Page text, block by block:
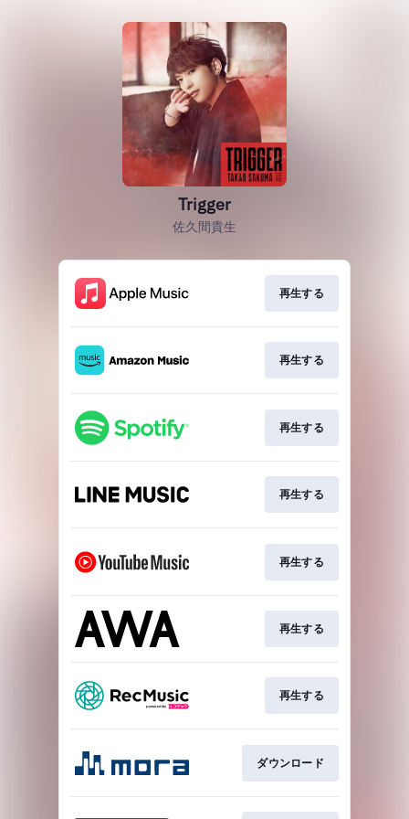
Trigger
佐久間貴生
再生する
再生する
再生する
再生する
再生する
再生する
再生する
ダウンロード